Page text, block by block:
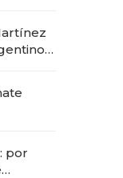
por